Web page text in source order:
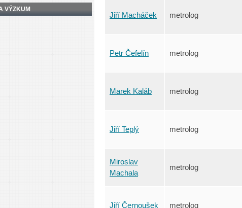
Jiří Macháček metrolog
Petr Čefelín metrolog
Marek Kaláb metrolog
Jiří Teplý metrolog
Miroslav
Machala
metrolog
Jiří Černoušek metrolog
VÝZKUM